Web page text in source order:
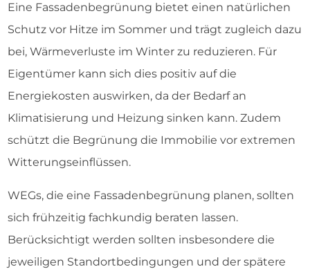
Eine Fassadenbegrünung bietet einen natürlichen
Schutz vor Hitze im Sommer und trägt zugleich dazu
bei, Wärmeverluste im Winter zu reduzieren. Für
Eigentümer kann sich dies positiv auf die
Energiekosten auswirken, da der Bedarf an
Klimatisierung und Heizung sinken kann. Zudem
schützt die Begrünung die Immobilie vor extremen
Witterungseinflüssen.
WEGs, die eine Fassadenbegrünung planen, sollten
sich frühzeitig fachkundig beraten lassen.
Berücksichtigt werden sollten insbesondere die
jeweiligen Standortbedingungen und der spätere